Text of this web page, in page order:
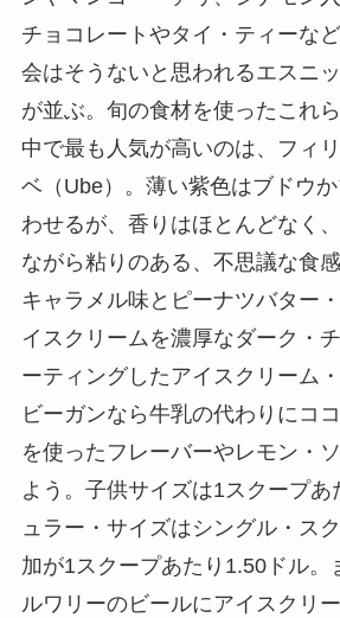
チョコレートやタイ・ティーな
会はそうないと思われるエスニ
が並ぶ。旬の食材を使ったこれ
中で最も人気が高いのは、フィ
ベ（Ube）。薄い紫色はブドウ
わせるが、香りはほとんどなく
ながら粘りのある、不思議な食
キャラメル味とピーナツバター
イスクリームを濃厚なダーク・
ーティングしたアイスクリーム
ビーガンなら牛乳の代わりにコ
を使ったフレーバーやレモン・
よう。子供サイズは1スクープ
ュラー・サイズはシングル・ス
加が1スクープあたり1.50ドル。
ルワリーのビールにアイスクリ